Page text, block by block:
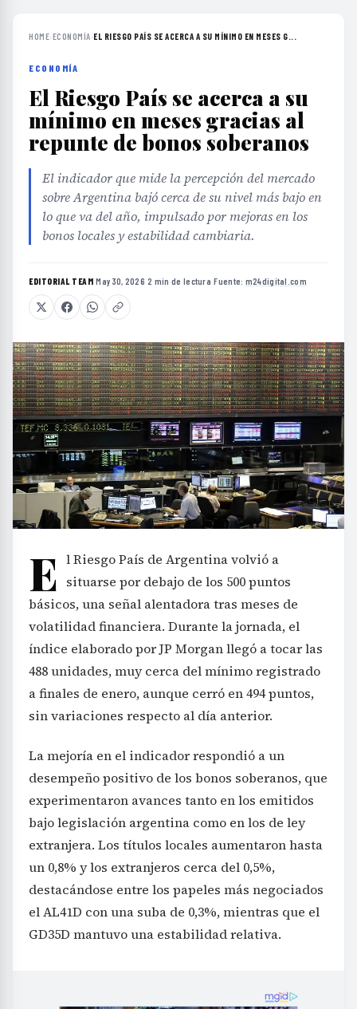
HOME›ECONOMÍA›EL RIESGO PAÍS SE ACERCA A SU MÍNIMO EN MESES G...
ECONOMÍA
El Riesgo País se acerca a su
mínimo en meses gracias al
repunte de bonos soberanos
El indicador que mide la percepción del mercado
sobre Argentina bajó cerca de su nivel más bajo en
lo que va del año, impulsado por mejoras en los
bonos locales y estabilidad cambiaria.
EDITORIAL TEAM·May 30, 2026·2 min de lectura·Fuente: m24digital.com
E l Riesgo País de Argentina volvió a
situarse por debajo de los 500 puntos
básicos, una señal alentadora tras meses de
volatilidad financiera. Durante la jornada, el
índice elaborado por JP Morgan llegó a tocar las
488 unidades, muy cerca del mínimo registrado
a finales de enero, aunque cerró en 494 puntos,
sin variaciones respecto al día anterior.
La mejoría en el indicador respondió a un
desempeño positivo de los bonos soberanos, que
experimentaron avances tanto en los emitidos
bajo legislación argentina como en los de ley
extranjera. Los títulos locales aumentaron hasta
un 0,8% y los extranjeros cerca del 0,5%,
destacándose entre los papeles más negociados
el AL41D con una suba de 0,3%, mientras que el
GD35D mantuvo una estabilidad relativa.